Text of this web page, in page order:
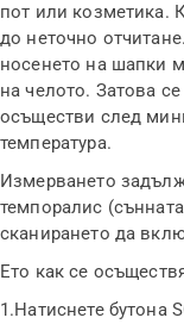
пот или козметика.
до неточно
носенето на шапки
на челото. Затова
осъществи след
температура.
Измерването
темпоралис
сканирането да
Ето как се
1.Натиснете бутона